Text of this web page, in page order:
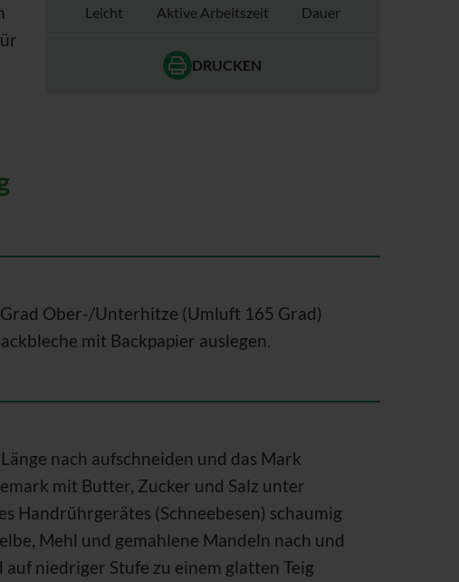
Leicht Aktive Arbeitszeit Dauer
DRUCKEN
Grad Ober-/Unterhitze (Umluft 165 Grad)
mit Backpapier auslegen.
nach aufschneiden und das Mark
mit Butter, Zucker und Salz unter
Handrührgerätes (Schneebesen) schaumig
Mehl und gemahlene Mandeln nach und
auf niedriger Stufe zu einem glatten Teig